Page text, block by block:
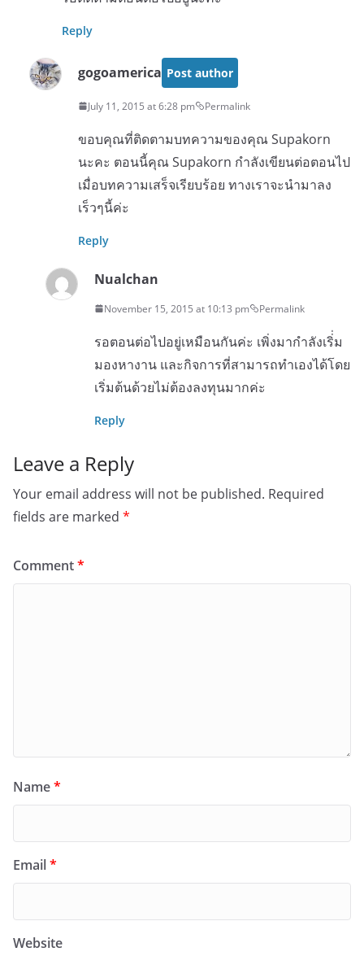
Reply
gogoamerica Post author
July 11, 2015 at 6:28 pm Permalink
ขอบคุณที่ติดตามบทความของคุณ Supakorn
นะคะ ตอนนี้คุณ Supakorn กำลังเขียนต่อตอนไป
เมื่อบทความเสร็จเรียบร้อย ทางเราจะนำมาลง
เร็วๆนี้ค่ะ
Reply
Nualchan
November 15, 2015 at 10:13 pm Permalink
รอตอนต่อไปอยู่เหมือนกันค่ะ เพิ่งมากำลังเริ่่ม
มองหางาน และกิจการที่สามารถทำเองได้โดย
เริ่มต้นด้วยไม่ต้องลงทุนมากค่ะ
Reply
Leave a Reply
Your email address will not be published. Required
fields are marked *
Comment*
Name*
Email*
Website